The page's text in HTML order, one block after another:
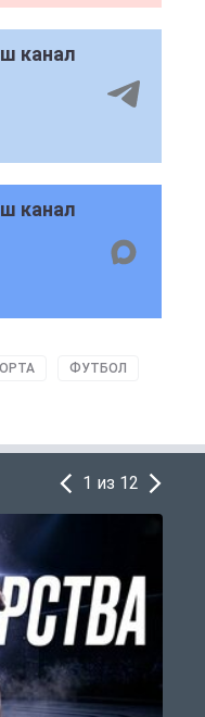
канал
канал
ФУТБОЛ
1 из 12